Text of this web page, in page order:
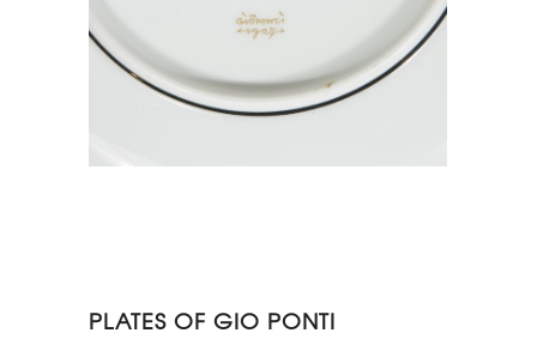
PLATES OF GIO PONTI